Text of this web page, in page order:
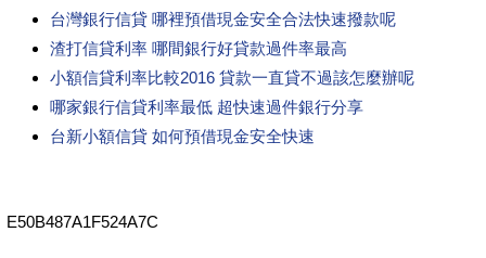
台灣銀行信貸 哪裡預借現金安全合法快速撥款呢
渣打信貸利率 哪間銀行好貸款過件率最高
小額信貸利率比較2016 貸款一直貸不過該怎麼辦呢
哪家銀行信貸利率最低 超快速過件銀行分享
台新小額信貸 如何預借現金安全快速
E50B487A1F524A7C